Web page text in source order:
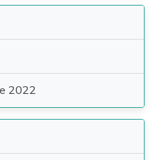
2022